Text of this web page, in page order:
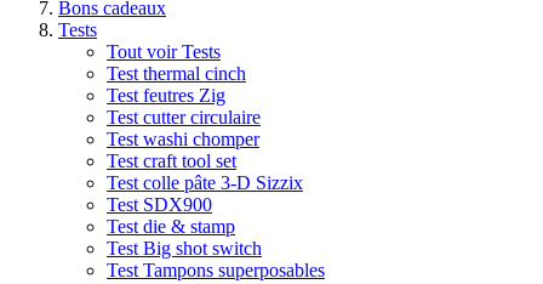
Bons cadeaux
Tests
Tout voir Tests
Test thermal cinch
Test feutres Zig
Test cutter circulaire
Test washi chomper
Test craft tool set
Test colle pâte 3-D Sizzix
Test SDX900
Test die & stamp
Test Big shot switch
Test Tampons superposables